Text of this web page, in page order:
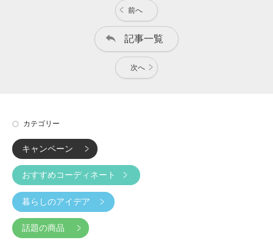
前へ
記事一覧
次へ
カテゴリー
キャンペーン
おすすめコーディネート
暮らしのアイデア
話題の商品